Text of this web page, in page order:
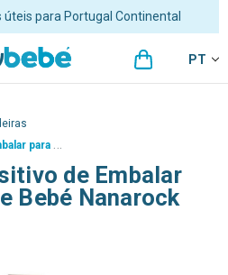
superiores a 48€ para Portugal
PT
Nanarock 89726
de Embalar
Bebé Nanarock